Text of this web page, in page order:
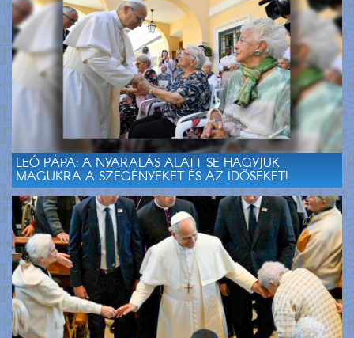
LEÓ PÁPA: A NYARALÁS ALATT SE HAGYJUK
MAGUKRA A SZEGÉNYEKET ÉS AZ IDŐSEKET!